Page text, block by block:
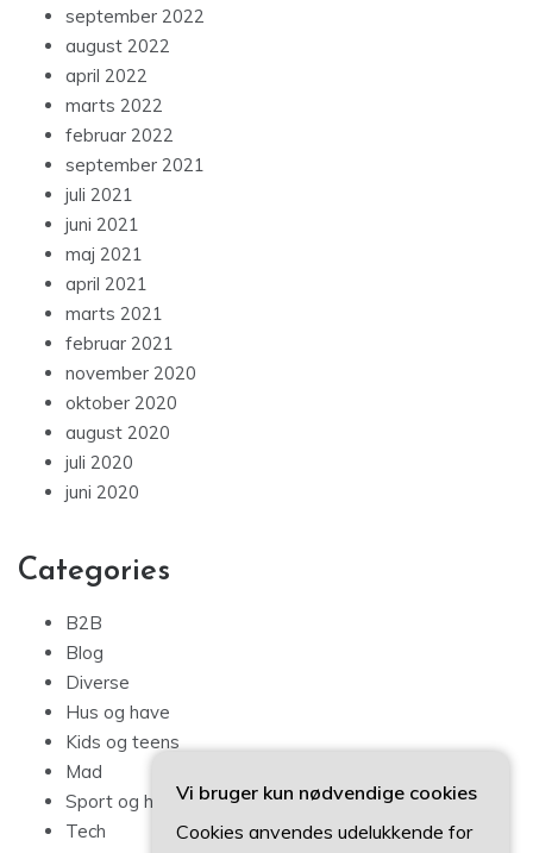
september 2022
august 2022
april 2022
marts 2022
februar 2022
september 2021
juli 2021
juni 2021
maj 2021
april 2021
marts 2021
februar 2021
november 2020
oktober 2020
august 2020
juli 2020
juni 2020
Categories
B2B
Blog
Diverse
Hus og have
Kids og teens
Mad
Sport og hobby
Tech
Vi bruger kun nødvendige cookies
Cookies anvendes udelukkende for